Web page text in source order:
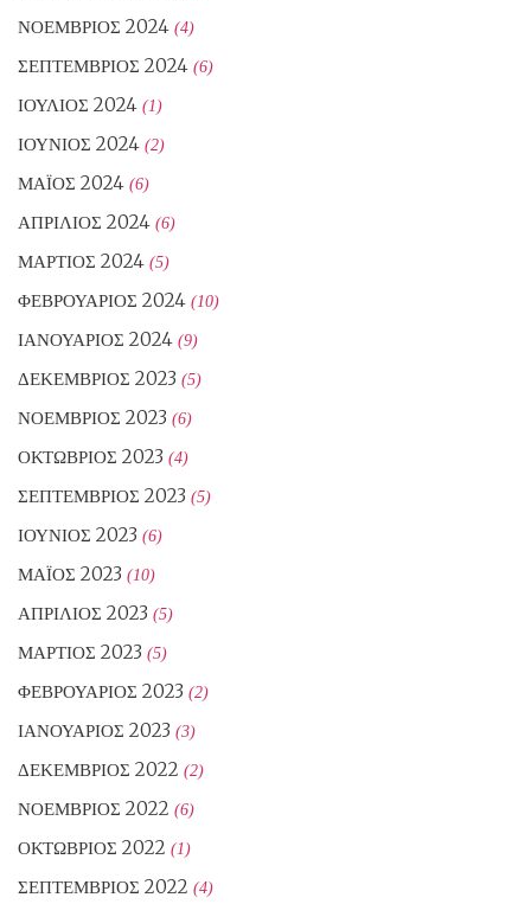
ΝΟΈΜΒΡΙΟΣ 2024 (4)
ΣΕΠΤΈΜΒΡΙΟΣ 2024 (6)
ΙΟΎΛΙΟΣ 2024 (1)
ΙΟΎΝΙΟΣ 2024 (2)
ΜΆΙΟΣ 2024 (6)
ΑΠΡΊΛΙΟΣ 2024 (6)
ΜΆΡΤΙΟΣ 2024 (5)
ΦΕΒΡΟΥΆΡΙΟΣ 2024 (10)
ΙΑΝΟΥΆΡΙΟΣ 2024 (9)
ΔΕΚΈΜΒΡΙΟΣ 2023 (5)
ΝΟΈΜΒΡΙΟΣ 2023 (6)
ΟΚΤΏΒΡΙΟΣ 2023 (4)
ΣΕΠΤΈΜΒΡΙΟΣ 2023 (5)
ΙΟΎΝΙΟΣ 2023 (6)
ΜΆΙΟΣ 2023 (10)
ΑΠΡΊΛΙΟΣ 2023 (5)
ΜΆΡΤΙΟΣ 2023 (5)
ΦΕΒΡΟΥΆΡΙΟΣ 2023 (2)
ΙΑΝΟΥΆΡΙΟΣ 2023 (3)
ΔΕΚΈΜΒΡΙΟΣ 2022 (2)
ΝΟΈΜΒΡΙΟΣ 2022 (6)
ΟΚΤΏΒΡΙΟΣ 2022 (1)
ΣΕΠΤΈΜΒΡΙΟΣ 2022 (4)